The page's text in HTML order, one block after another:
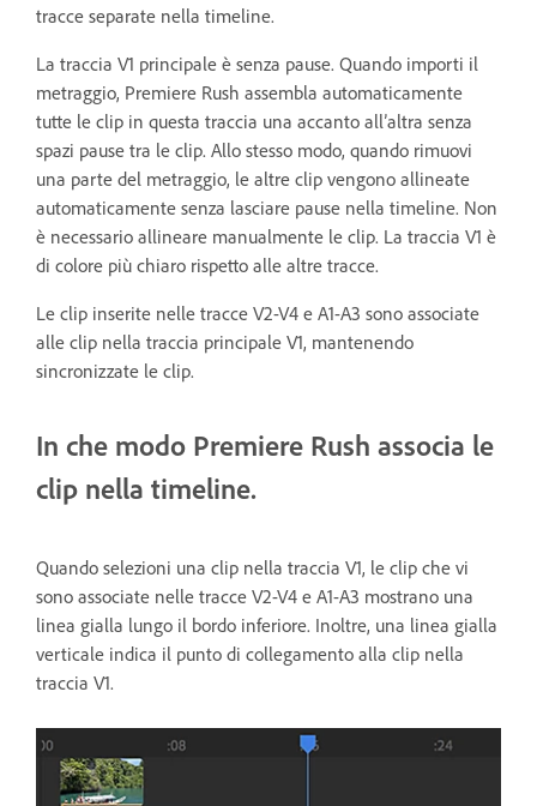
tracce separate nella timeline.
La traccia V1 principale è senza pause. Quando importi il
metraggio, Premiere Rush assembla automaticamente
tutte le clip in questa traccia una accanto all’altra senza
spazi pause tra le clip. Allo stesso modo, quando rimuovi
una parte del metraggio, le altre clip vengono allineate
automaticamente senza lasciare pause nella timeline. Non
è necessario allineare manualmente le clip. La traccia V1 è
di colore più chiaro rispetto alle altre tracce.
Le clip inserite nelle tracce V2-V4 e A1-A3 sono associate
alle clip nella traccia principale V1, mantenendo
sincronizzate le clip.
In che modo Premiere Rush associa le
clip nella timeline.
Quando selezioni una clip nella traccia V1, le clip che vi
sono associate nelle tracce V2-V4 e A1-A3 mostrano una
linea gialla lungo il bordo inferiore. Inoltre, una linea gialla
verticale indica il punto di collegamento alla clip nella
traccia V1.